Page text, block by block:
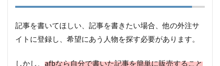
記事を書いてほしい、記事を書きたい場合、他の外注サ
イトに登録し、希望にあう人物を探す必要があります。
しかし、 afbなら自分で書いた記事を簡単に販売すること